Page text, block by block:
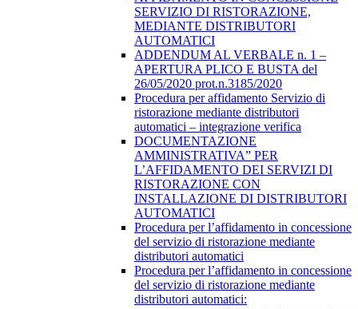
SERVIZIO DI RISTORAZIONE,
MEDIANTE DISTRIBUTORI
AUTOMATICI
ADDENDUM AL VERBALE n. 1 –
APERTURA PLICO E BUSTA del
26/05/2020 prot.n.3185/2020
Procedura per affidamento Servizio di
ristorazione mediante distributori
automatici – integrazione verifica
DOCUMENTAZIONE
AMMINISTRATIVA” PER
L’AFFIDAMENTO DEI SERVIZI DI
RISTORAZIONE CON
INSTALLAZIONE DI DISTRIBUTORI
AUTOMATICI
Procedura per l’affidamento in concessione
del servizio di ristorazione mediante
distributori automatici
Procedura per l’affidamento in concessione
del servizio di ristorazione mediante
distributori automatici: